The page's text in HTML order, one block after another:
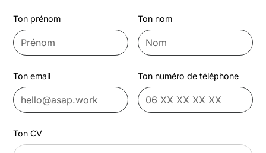
Ton prénom Ton nom
Ton email Ton numéro de téléphone
Ton CV